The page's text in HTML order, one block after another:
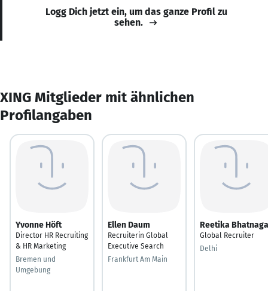
Logg Dich jetzt ein, um das ganze Profil zu
sehen.
XING Mitglieder mit ähnlichen
Profilangaben
Yvonne Höft
Director HR Recruiting
& HR Marketing
Bremen und
Umgebung
Ellen Daum
Recruiterin Global
Executive Search
Frankfurt Am Main
Reetika
Global Recruiter
Delhi